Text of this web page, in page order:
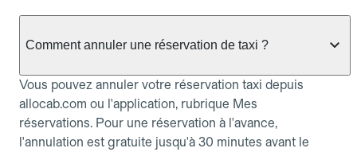
Comment annuler une réservation de taxi ?
Vous pouvez annuler votre réservation taxi depuis
allocab.com ou l'application, rubrique Mes
réservations. Pour une réservation à l'avance,
l'annulation est gratuite jusqu'à 30 minutes avant le